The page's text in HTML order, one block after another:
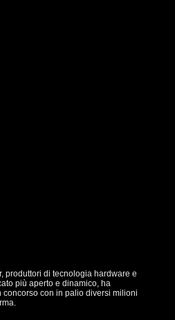
produttori di tecnologia hardware e
più aperto e dinamico, ha
con in palio diversi milioni